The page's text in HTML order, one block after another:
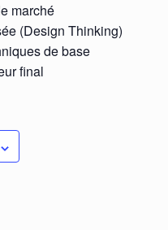
marché
(Design Thinking)
de base
final